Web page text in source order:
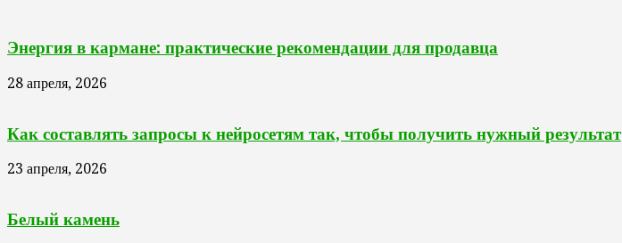
Энергия в кармане: практические рекомендации для продавца
28 апреля, 2026
Как составлять запросы к нейросетям так, чтобы получить нужный результат
23 апреля, 2026
Белый камень